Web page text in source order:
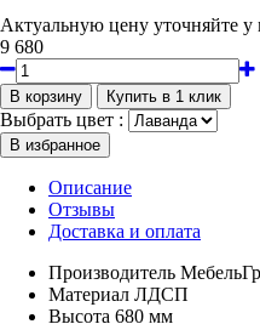
Актуальную цену уточняйте у
9 680
Выбрать цвет :
Описание
Отзывы
Доставка и оплата
Производитель
Материал ЛДСП
Высота 680 мм